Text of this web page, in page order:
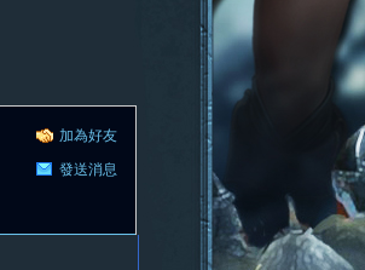
加為好友
發送消息